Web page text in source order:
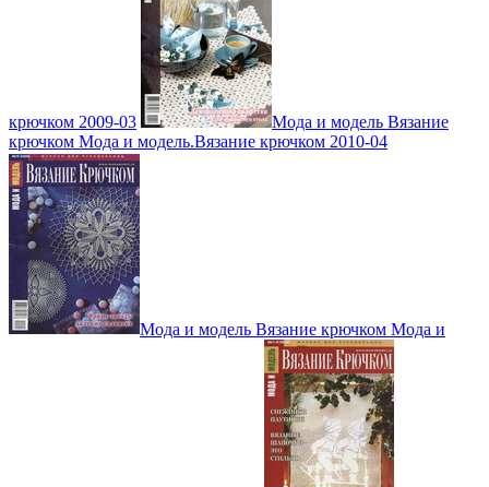
крючком 2009-03
Мода и модель Вязание
крючком Мода и модель.Вязание крючком 2010-04
Мода и модель Вязание крючком Мода и